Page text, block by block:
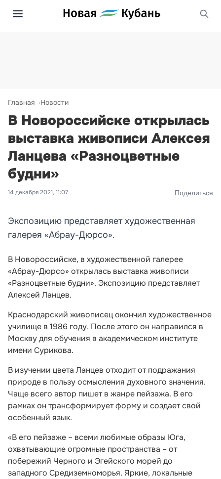
Главная Новости
В Новороссийске открылась
выставка живописи Алексея
Ланцева «Разноцветные
будни»
14 декабря 2021, 11:07 Поделиться
Экспозицию представляет художественная
галерея «Абрау-Дюрсо».
В Новороссийске, в художественной галерее
«Абрау-Дюрсо» открылась выставка живописи
«Разноцветные будни». Экспозицию представляет
Алексей Ланцев.
Краснодарский живописец окончил художественное
училище в 1986 году. После этого он направился в
Москву для обучения в академическом институте
имени Сурикова.
В изучении цвета Ланцев отходит от подражания
природе в пользу осмысления духовного значения.
Чаще всего автор пишет в жанре пейзажа. В его
рамках он трансформирует форму и создает свой
особенный язык.
«В его пейзаже – всеми любимые образы Юга,
охватывающие огромные пространства – от
побережий Черного и Эгейского морей до
западного Средиземноморья. Яркие, локальные